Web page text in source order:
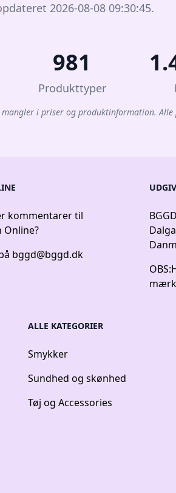
2026-08-08 09:30:45.
981
Produkttyper
i priser og produktinformation.
kommentarer til
Online?
bggd@bggd.dk
OBS:
ALLE KATEGORIER
Smykker
Sundhed og skønhed
Tøj og Accessories